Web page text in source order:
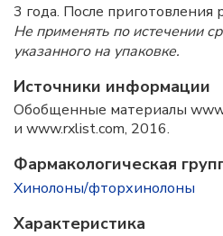
3 года. После приготовления
Не применять по истечении
указанного на упаковке.
Источники информации
Обобщенные материалы
и www.rxlist.com, 2016.
Фармакологическая
Хинолоны/фторхинолоны
Характеристика